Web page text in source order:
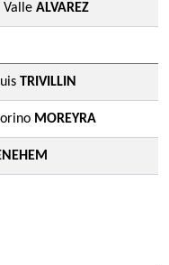
ALVAREZ
TRIVILLIN
MOREYRA